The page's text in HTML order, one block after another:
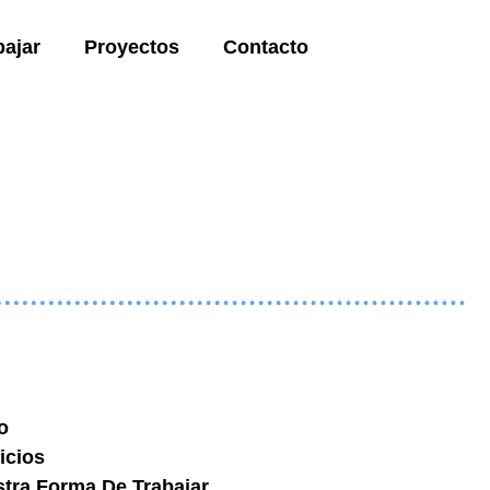
Proyectos Contacto